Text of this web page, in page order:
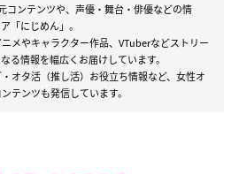
コンテンツや、声優・舞台・俳優などの情
「にじめん」。
メやキャラクター作品、VTuberなどストリー
る情報を幅広くお届けしています。
オタ活（推し活）お役立ち情報など、女性オ
テンツも発信しています。